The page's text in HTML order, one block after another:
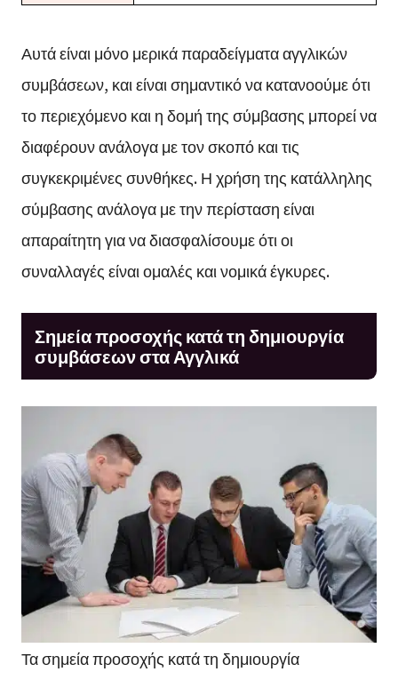
Αυτά είναι μόνο μερικά παραδείγματα αγγλικών
συμβάσεων, και είναι σημαντικό να κατανοούμε ότι
το περιεχόμενο και η δομή της σύμβασης μπορεί να
διαφέρουν ανάλογα με τον σκοπό και τις
συγκεκριμένες συνθήκες. Η χρήση της κατάλληλης
σύμβασης ανάλογα με την περίσταση είναι
απαραίτητη για να διασφαλίσουμε ότι οι
συναλλαγές είναι ομαλές και νομικά έγκυρες.
Σημεία προσοχής κατά τη δημιουργία
συμβάσεων στα Αγγλικά
Τα σημεία προσοχής κατά τη δημιουργία